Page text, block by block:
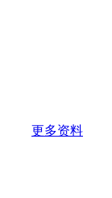
更多资料